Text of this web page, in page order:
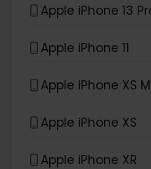
Apple iPhone 13
Apple iPhone 11
Apple iPhone XS
Apple iPhone XS
Apple iPhone XR